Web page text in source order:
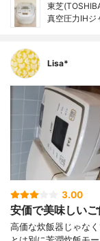
東芝
真空圧力IHジ
Lisa*
3.00
安価で美味しいご
高価な炊飯器じゃな